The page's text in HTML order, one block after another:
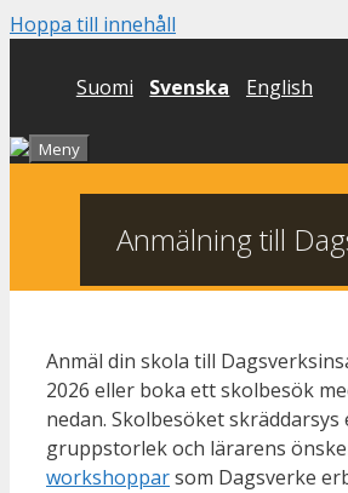
Hoppa till innehåll
Suomi Svenska English
Meny
Anmälning till
Anmäl din skola till
2026 eller boka ett skolbesök
nedan. Skolbesöket skräddarsys
gruppstorlek och lärarens
workshopparsom Dagsverke